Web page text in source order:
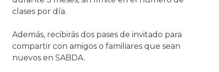
clases por día.
Además, recibirás dos pases de invitado para
compartir con amigos o familiares que sean
nuevos en SABDA.